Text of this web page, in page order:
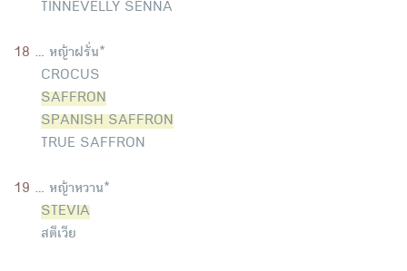
TINNEVELLY SENNA
18 ... หญ้าฝรั่น*
CROCUS
SAFFRON
SPANISH SAFFRON
TRUE SAFFRON
19 ... หญ้าหวาน*
STEVIA
สตีเวีย